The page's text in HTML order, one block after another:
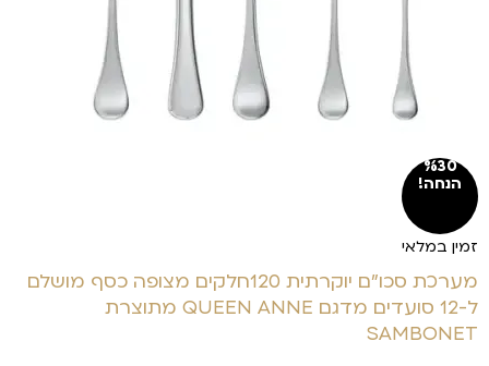
%30
הנחה!
זמין במלאי
מערכת סכו"ם יוקרתית 120חלקים מצופה כסף מושלם
ל-12 סועדים מדגם QUEEN ANNE מתוצרת
SAMBONET